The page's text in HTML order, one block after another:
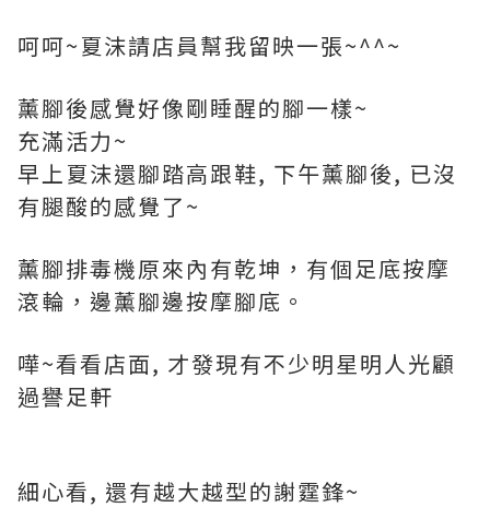
呵呵~夏沫請店員幫我留映一張~^^~
薰腳後感覺好像剛睡醒的腳一樣~
充滿活力~
早上夏沫還腳踏高跟鞋, 下午薰腳後, 已沒
有腿酸的感覺了~
薰腳排毒機原來內有乾坤，有個足底按摩
滾輪，邊薰腳邊按摩腳底。
嘩~看看店面, 才發現有不少明星明人光顧
過譽足軒
細心看, 還有越大越型的謝霆鋒~